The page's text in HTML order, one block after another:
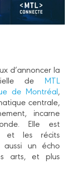
d’annoncer la
de MTL
de Montréal,
centrale,
incarne
Elle est
et les récits
aussi un écho
arts, et plus